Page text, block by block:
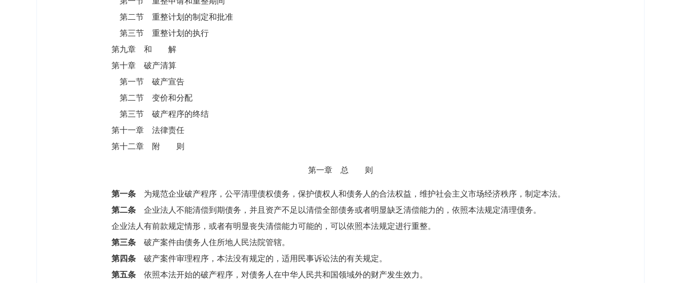
第二节 重整计划的制定和批准
第三节 重整计划的执行
第九章 和 解
第十章 破产清算
第一节 破产宣告
第二节 变价和分配
第三节 破产程序的终结
第十一章 法律责任
第十二章 附 则
第一章 总 则
第一条 为规范企业破产程序，公平清理债权债务，保护债权人和债务人的合法权益，维护社会主义市场经济秩序，制定本法。
第二条 企业法人不能清偿到期债务，并且资产不足以清偿全部债务或者明显缺乏清偿能力的，依照本法规定清理债务。
企业法人有前款规定情形，或者有明显丧失清偿能力可能的，可以依照本法规定进行重整。
第三条 破产案件由债务人住所地人民法院管辖。
第四条 破产案件审理程序，本法没有规定的，适用民事诉讼法的有关规定。
第五条 依照本法开始的破产程序，对债务人在中华人民共和国领域外的财产发生效力。